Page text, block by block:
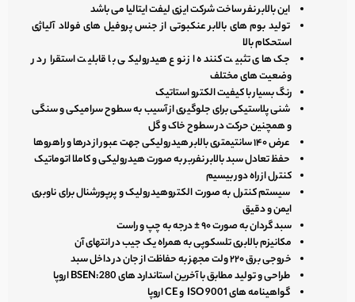
این بالابر نفر ساخت شرکت ایزی لیفت ایتالیا می باشد
تولید بوم های بالابر عنکبوتی از جنس پروفیل های فولاد آلیاژی
استحکام بالا
جک های تثبیت کننده از نوع هیدرولیکی با قابلیت استقرار در
وضعیت های مختلف
رنگ بسیار با کیفیت الکترو استاتیک
شنی پلاستیکی برای جلوگیری از آسیب به سطوح سرامیکی و سنگی
و همچنین حرکت در سطوح خاک و گل
عرض ۱۴۰ سانتیمتری بالابر هیدرولیکی جهت عبور از درها و راهروها
حفظ تعادل سبد بالابر نفربر به صورت هیدرولیکی و کاملا اتوماتیک
کنترل از راه دور بیسیم
سیستم کنترل به صورت الکتروهیدرولیک و پرپورشنال برای ناوبری
ایمن و دقیق
سبد گردان به صورت ۹۰ ± درجه به چپ و راست
مکانیزم بالابری تلسکوپی به همراه یک جیب در انتهای آن
خروجی برق ۲۲۰ ولت مجهز به حفاظت از جان در داخل سبد
طراحی و تولید مطابق با آخرین استاندارد های BSEN:280 اروپا
گواهینامه های ISO 9001 و CE اروپا